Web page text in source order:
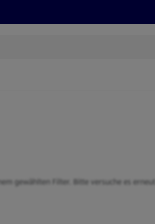
gewählten Filter. Bitte versuche es erneut.